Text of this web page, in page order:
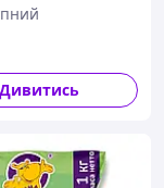
Дивитись